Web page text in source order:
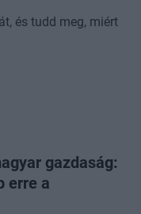
és tudd meg, miért
gazdaság:
erre a